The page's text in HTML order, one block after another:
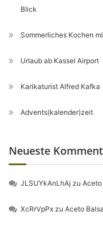
Blick
Sommerliches Kochen
Urlaub ab Kassel Airport
Karikaturist Alfred Kafka
Advents(kalender)zeit
Neueste
JLSUYkAnLhAj zuAceto
XcRrVpPx zuAceto